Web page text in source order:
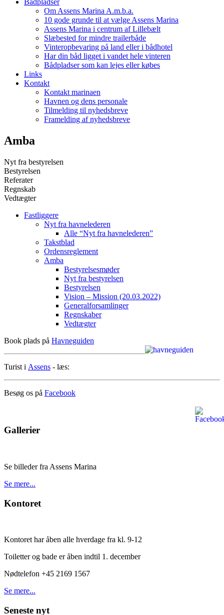
Om Assens Marina A.m.b.a.
10 gode grunde til at vælge Assens Marina
Assens Marina i centrum af Lillebælt
Slæbested for mindre trailerbåde
Vinteropbevaring på land eller i bådhotel
Har din båd ligget i vandet hele vinteren
Bådpladser som kan lejes eller købes
Links
Kontakt
Kontakt marinaen
Havnen og dens personale
Tilmelding til nyhedsbreve
Framelding af nyhedsbreve
Amba
Nyt fra bestyrelsen
Bestyrelsen
Referater
Regnskab
Vedtægter
Fastliggere
Nyt fra havnelederen
Alle “Nyt fra havnelederen”
Takstblad
Ordensreglement
Amba
Bestyrelsesmøder
Nyt fra bestyrelsen
Bestyrelsen
Vision – Mission (20.03.2022)
Generalforsamlinger
Regnskaber
Vedtægter
Book plads på Havneguiden
Turist i Assens - læs:
Besøg os på Facebook
Gallerier
Se billeder fra Assens Marina
Se mere...
Kontoret
Kontoret har åben alle hverdage fra kl. 9-12
Toiletter og bade er åben indtil 1. december
Nødtelefon +45 2169 1567
Se mere...
Seneste nyt